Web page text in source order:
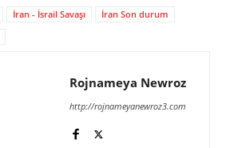
İran - İsrail Savaşı
İran Son durum
Rojnameya Newroz
http://rojnameyanewroz3.com